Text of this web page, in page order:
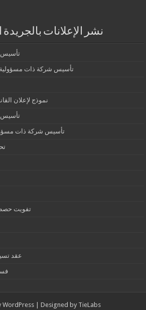
نشر الإعلانات
تأسيس
تأسيس شركة ذات مسؤولية
نموذج لإعلان
تأسيس
تأسيس شركة ذات
تفويت
عقد
WordPress | Designed by TieLabs